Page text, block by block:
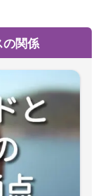
の関係